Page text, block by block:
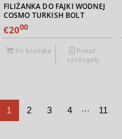
FILIŻANKA DO FAJKI WODNEJ
COSMO TURKISH BOLT
€2000
Do koszyka
Pokaż
szczegóły
1 2 3 4 … 11